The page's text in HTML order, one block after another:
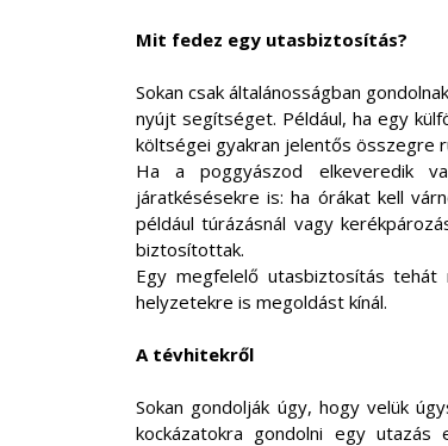
Mit fedez egy utasbiztosítás?
Sokan csak általánosságban
nyújt segítséget. Például, ha egy
költségei gyakran jelentős összegre
Ha a poggyászod elkeveredik
járatkésésekre is: ha órákat kell
például túrázásnál vagy
biztosítottak.
Egy megfelelő utasbiztosítás tehát
helyzetekre is megoldást kínál.
A tévhitekről
Sokan gondolják úgy, hogy velük
kockázatokra gondolni egy